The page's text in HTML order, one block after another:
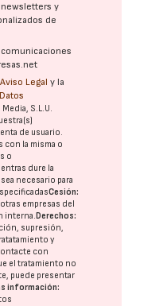
y
de
Aviso Legal y la
S.L.U.
de usuario.
con la misma o
o
dure la
necesario para
Cesión:
empresas del
interna. Derechos:
supresión,
y
con
el tratamiento no
puede presentar
información: